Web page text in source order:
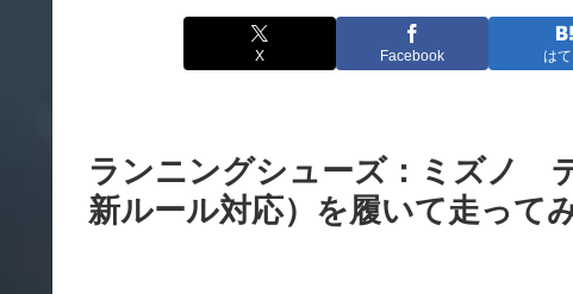
X Facebook は
ランニングシューズ：ミズノ
新ルール対応）を履いて走って